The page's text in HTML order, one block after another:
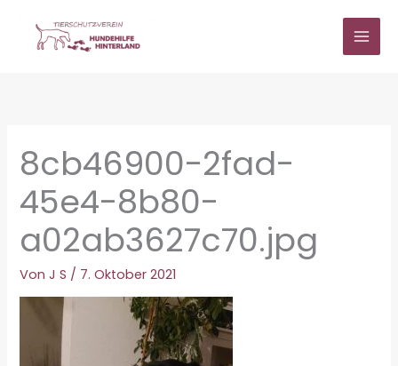
springen
8cb46900-2fad-
45e4-8b80-
a02ab3627c70.jpg
VonJ S / 7. Oktober 2021